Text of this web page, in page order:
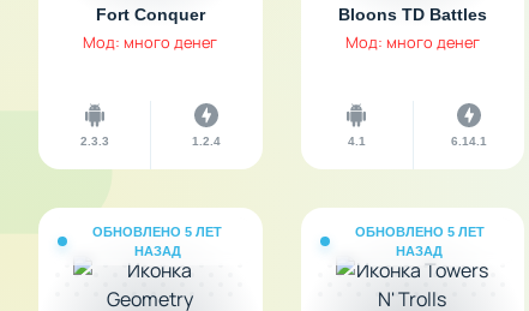
Fort Conquer
Мод: много денег
2.3.3 1.2.4
Bloons TD Battles
Мод: много денег
4.1 6.14.1
ОБНОВЛЕНО 5 ЛЕТ
НАЗАД
ОБНОВЛЕНО 5 ЛЕТ
НАЗАД